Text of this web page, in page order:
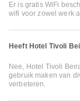
Er is gratis WiFi
wifi voor zowel werk
Heeft Hotel Tivoli
Nee, Hotel Tivoli
gebruik maken van
verbeteren.